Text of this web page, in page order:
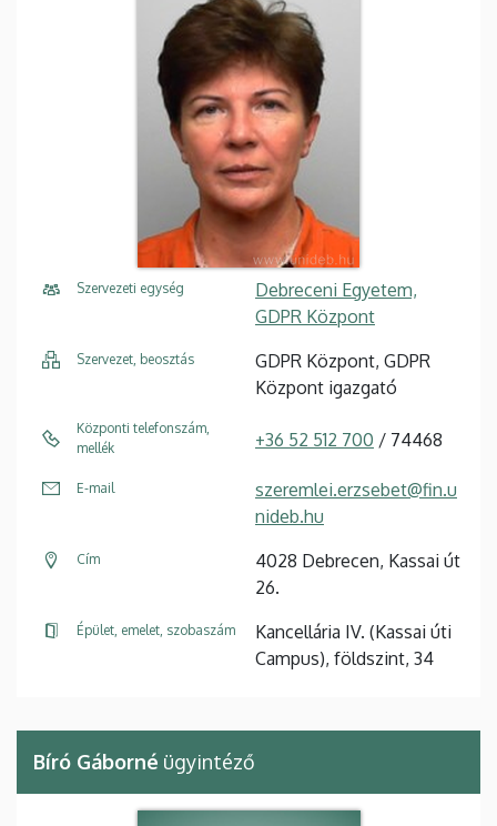
Szervezeti egység
Debreceni Egyetem,
GDPR Központ
Szervezet, beosztás
GDPR Központ, GDPR
Központ igazgató
Központi telefonszám,
mellék
+36 52 512 700 / 74468
E-mail
szeremlei.erzsebet@fin.u
nideb.hu
Cím
4028 Debrecen, Kassai út
26.
Épület, emelet, szobaszám
Kancellária IV. (Kassai úti
Campus), földszint, 34
Bíró Gáborné ügyintéző